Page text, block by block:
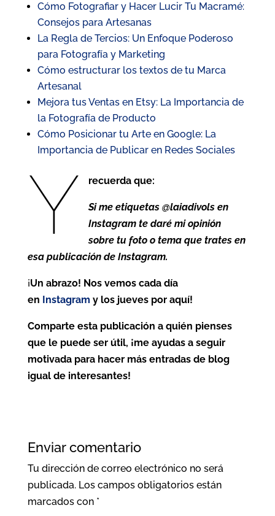
Cómo Fotografiar y Hacer Lucir Tu Macramé:
Consejos para Artesanas
La Regla de Tercios: Un Enfoque Poderoso
para Fotografía y Marketing
Cómo estructurar los textos de tu Marca
Artesanal
Mejora tus Ventas en Etsy: La Importancia de
la Fotografía de Producto
Cómo Posicionar tu Arte en Google: La
Importancia de Publicar en Redes Sociales
Y recuerda que:
Si me etiquetas @laiadivols en
Instagram te daré mi opinión
sobre tu foto o tema que trates en
esa publicación de Instagram.
¡Un abrazo! Nos vemos cada día
en Instagram y los jueves por aquí!
Comparte esta publicación a quién pienses
que le puede ser útil, ¡me ayudas a seguir
motivada para hacer más entradas de blog
igual de interesantes!
Enviar comentario
Tu dirección de correo electrónico no será
publicada. Los campos obligatorios están
marcados con *